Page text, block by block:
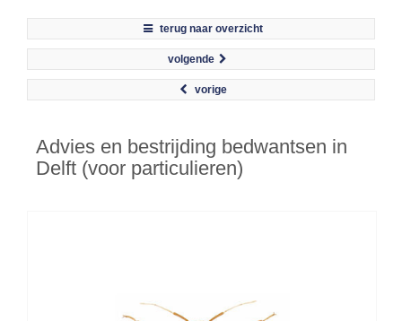
terug naar overzicht
volgende
vorige
Advies en bestrijding bedwantsen in
Delft (voor particulieren)